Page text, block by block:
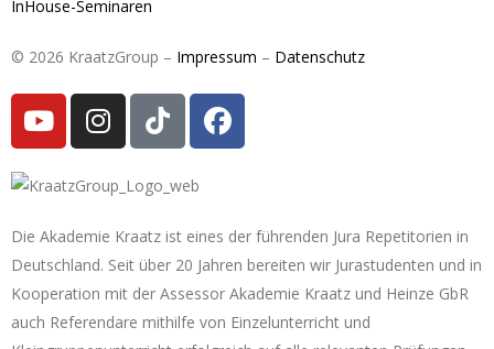
InHouse-Seminaren
© 2026 KraatzGroup – Impressum – Datenschutz
Die Akademie Kraatz ist eines der führenden Jura Repetitorien in
Deutschland. Seit über 20 Jahren bereiten wir Jurastudenten und in
Kooperation mit der Assessor Akademie Kraatz und Heinze GbR
auch Referendare mithilfe von Einzelunterricht und